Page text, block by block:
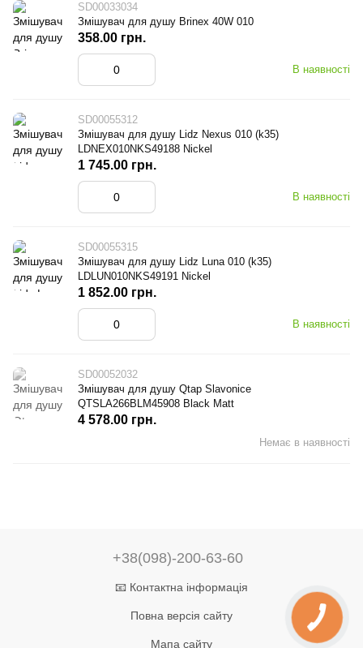
SD00033034
Змішувач для душу Brinex 40W 010
В наявності
358.00 грн.
SD00055312
Змішувач для душу Lidz Nexus 010 (k35)
LDNEX010NKS49188 Nickel
В наявності
1 745.00 грн.
SD00055315
Змішувач для душу Lidz Luna 010 (k35)
LDLUN010NKS49191 Nickel
В наявності
1 852.00 грн.
SD00052032
Змішувач для душу Qtap Slavonice
QTSLA266BLM45908 Black Matt
Немає в наявності
4 578.00 грн.
+38(098)-200-63-60
📧 Контактна інформація
Повна версія сайту
Мапа сайту